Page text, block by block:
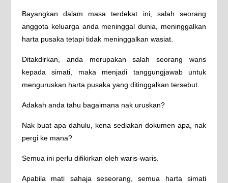
Bayangkan dalam masa terdekat ini, salah seorang
anggota keluarga anda meninggal dunia, meninggalkan
harta pusaka tetapi tidak meninggalkan wasiat.
Ditakdirkan, anda merupakan salah seorang waris
kepada simati, maka menjadi tanggungjawab untuk
menguruskan harta pusaka yang ditinggalkan tersebut.
Adakah anda tahu bagaimana nak uruskan?
Nak buat apa dahulu, kena sediakan dokumen apa, nak
pergi ke mana?
Semua ini perlu difikirkan oleh waris-waris.
Apabila mati sahaja seseorang, semua harta simati